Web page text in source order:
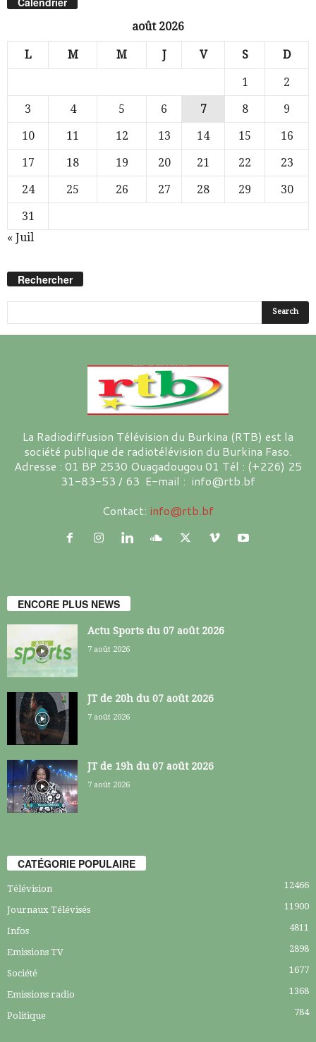
août 2026
L M M J V S D
1
2
3
4 5 6 7 8
9
10
11 12 13 14 15
16
17
18 19 20 21 22
23
24
25 26 27 28 29
30
31
« Juil
Rechercher
La Radiodiffusion Télévision du Burkina (RTB) est la
société publique de radiotélévision du Burkina Faso.
Adresse : 01 BP 2530 Ouagadougou 01 Tél : (+226) 25
31-83-53 / 63 E-mail : info@rtb.bf
Contact: info@rtb.bf
ENCORE PLUS NEWS
Actu Sports du 07 août 2026
7 août 2026
JT de 20h du 07 août 2026
7 août 2026
JT de 19h du 07 août 2026
7 août 2026
CATÉGORIE POPULAIRE
Télévision 12466
Journaux Télévisés 11900
Infos 4811
Emissions TV 2898
Société 1677
Emissions radio 1368
Politique 784